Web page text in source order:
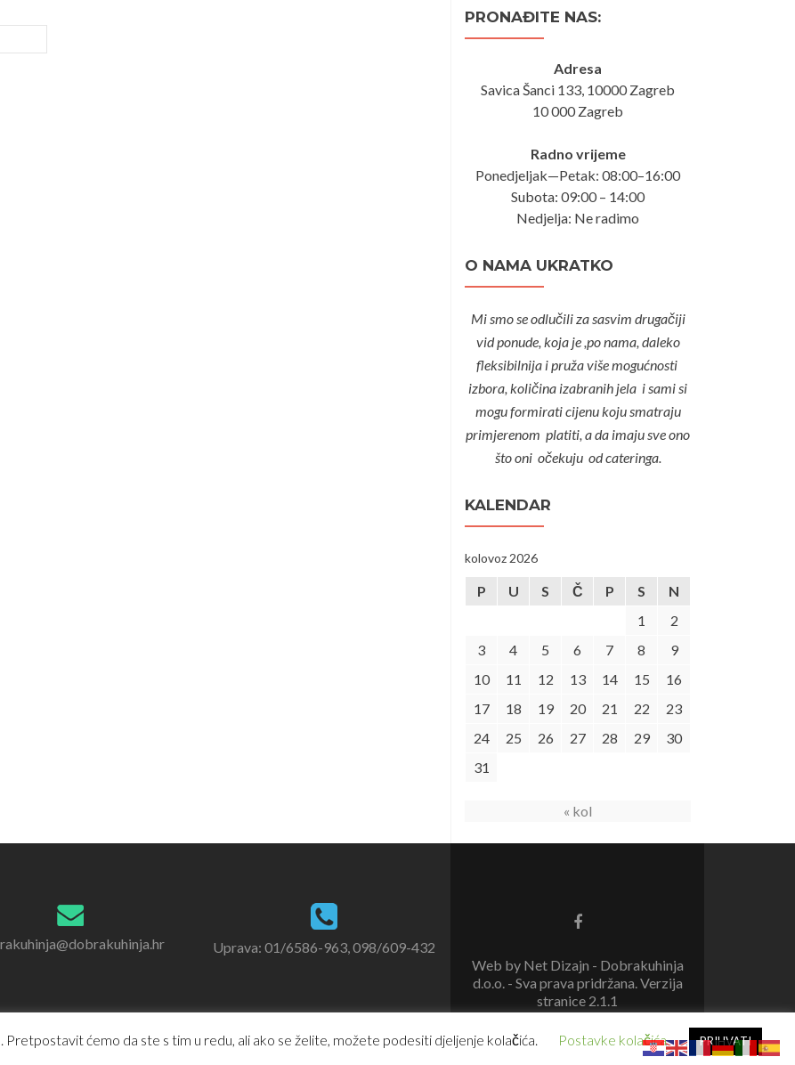
PRONAĐITE NAS:
Adresa
Savica Šanci 133, 10000 Zagreb
10 000 Zagreb
Radno vrijeme
Ponedjeljak—Petak: 08:00–16:00
Subota: 09:00 – 14:00
Nedjelja: Ne radimo
O NAMA UKRATKO
Mi smo se odlučili za sasvim drugačiji
vid ponude, koja je ,po nama, daleko
fleksibilnija i pruža više mogućnosti
izbora, količina izabranih jela i sami si
mogu formirati cijenu koju smatraju
primjerenom platiti, a da imaju sve ono
što oni očekuju od cateringa.
KALENDAR
kolovoz 2026
P U S Č P S
N
1
2
3
4 5 6 7 8
9
10
11 12 13 14 15
16
17
18 19 20 21 22
23
24
25 26 27 28 29
30
31
« kol
Uprava: 01/6586-963, 098/609-432
Web by Net Dizajn - Dobrakuhinja
d.o.o. - Sva prava pridržana. Verzija
stranice 2.1.1
ćemo da ste s tim u redu, ali ako se želite, možete podesiti djeljenje kolačića. Postavke kolačića PRIHVATI